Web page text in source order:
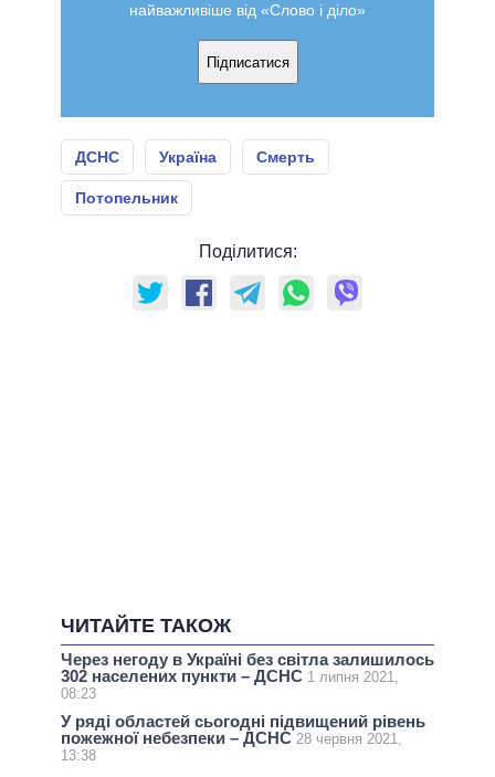
найважливіше від «Слово і діло»
Підписатися
ДСНС Україна Смерть
Потопельник
Поділитися:
ЧИТАЙТЕ ТАКОЖ
Через негоду в Україні без світла залишилось
302 населених пункти – ДСНС 1 липня 2021,
08:23
У ряді областей сьогодні підвищений рівень
пожежної небезпеки – ДСНС 28 червня 2021,
13:38